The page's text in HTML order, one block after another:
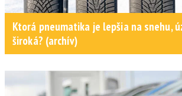
Ktorá pneumatika je lepšia na snehu,
široká? (archív)